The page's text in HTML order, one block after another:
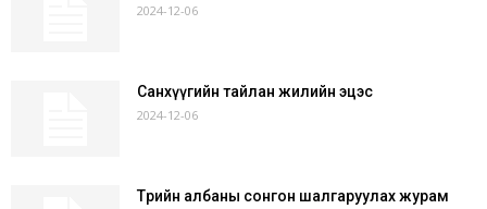
2024-12-06
Санхүүгийн тайлан жилийн эцэс
2024-12-06
Төрийн албаны сонгон шалгаруулах журам